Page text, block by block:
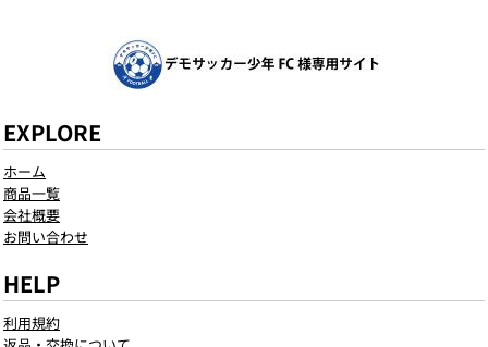
EXPLORE
ホーム
商品一覧
会社概要
お問い合わせ
HELP
利用規約